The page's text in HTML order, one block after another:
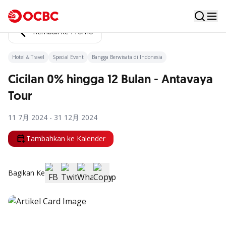
Kembali ke Promo
Hotel & Travel Special Event Bangga Berwisata di Indonesia
Cicilan 0% hingga 12 Bulan - Antavaya
Tour
11 7月 2024 - 31 12月 2024
Tambahkan ke Kalender
Bagikan Ke